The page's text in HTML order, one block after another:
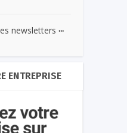
newsletters ...
ENTREPRISE